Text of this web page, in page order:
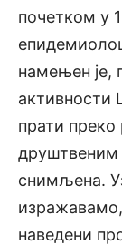
почетком у
намењен је,
активности
прати
друштвеним
снимљена.
наведени